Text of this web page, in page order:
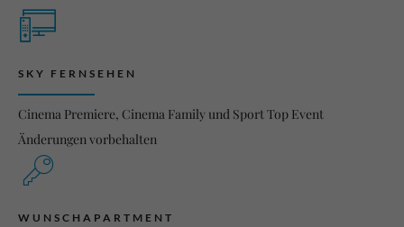
SKY FERNSEHEN
Cinema Premiere, Cinema Family und Sport Top Event
Änderungen vorbehalten
WUNSCHAPARTMENT